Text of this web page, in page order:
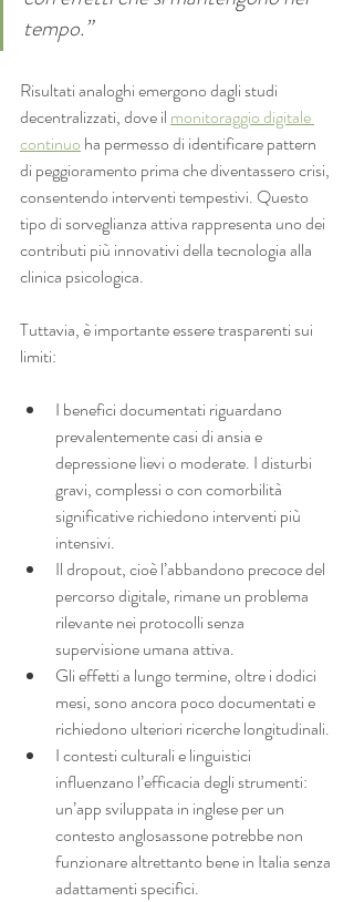
tempo.”
Risultati analoghi emergono dagli studi
decentralizzati, dove il monitoraggio digitale
continuo ha permesso di identificare pattern
di peggioramento prima che diventassero crisi,
consentendo interventi tempestivi. Questo
tipo di sorveglianza attiva rappresenta uno dei
contributi più innovativi della tecnologia alla
clinica psicologica.
Tuttavia, è importante essere trasparenti sui
limiti:
I benefici documentati riguardano
prevalentemente casi di ansia e
depressione lievi o moderate. I disturbi
gravi, complessi o con comorbilità
significative richiedono interventi più
intensivi.
Il dropout, cioè l’abbandono precoce del
percorso digitale, rimane un problema
rilevante nei protocolli senza
supervisione umana attiva.
Gli effetti a lungo termine, oltre i dodici
mesi, sono ancora poco documentati e
richiedono ulteriori ricerche longitudinali.
I contesti culturali e linguistici
influenzano l’efficacia degli strumenti:
un’app sviluppata in inglese per un
contesto anglosassone potrebbe non
funzionare altrettanto bene in Italia senza
adattamenti specifici.